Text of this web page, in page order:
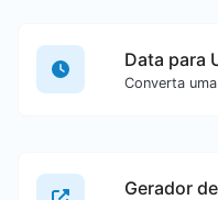
Data para
Gerador